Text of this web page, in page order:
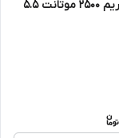
مس اکستریم ۲۵۰۰ موتانت 5.۵